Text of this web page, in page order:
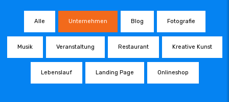
Alle Unternehmen Blog Fotografie
Musik Veranstaltung Restaurant Kreative Kunst
Lebenslauf Landing Page Onlineshop